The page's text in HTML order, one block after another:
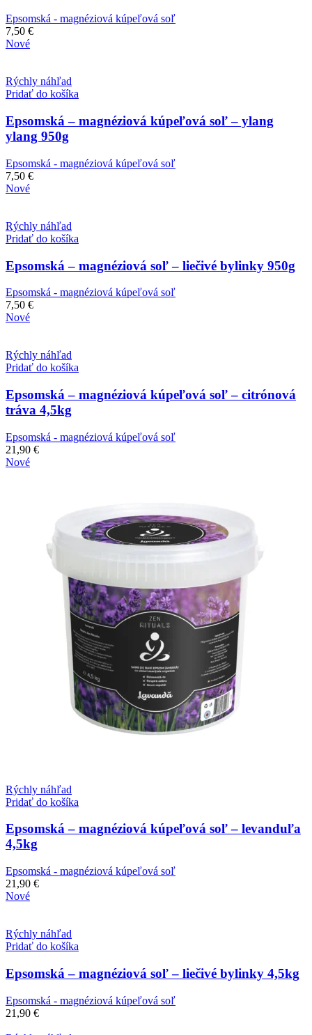
Epsomská - magnéziová kúpeľová soľ
7,50 €
Nové
Rýchly náhľad
Pridať do košíka
Epsomská – magnéziová kúpeľová soľ – ylang
ylang 950g
Epsomská - magnéziová kúpeľová soľ
7,50 €
Nové
Rýchly náhľad
Pridať do košíka
Epsomská – magnéziová soľ – liečivé bylinky 950g
Epsomská - magnéziová kúpeľová soľ
7,50 €
Nové
Rýchly náhľad
Pridať do košíka
Epsomská – magnéziová kúpeľová soľ – citrónová
tráva 4,5kg
Epsomská - magnéziová kúpeľová soľ
21,90 €
Nové
Rýchly náhľad
Pridať do košíka
Epsomská – magnéziová kúpeľová soľ – levanduľa
4,5kg
Epsomská - magnéziová kúpeľová soľ
21,90 €
Nové
Rýchly náhľad
Pridať do košíka
Epsomská – magnéziová soľ – liečivé bylinky 4,5kg
Epsomská - magnéziová kúpeľová soľ
21,90 €